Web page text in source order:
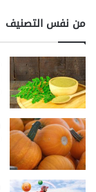
من نفس التصنيف